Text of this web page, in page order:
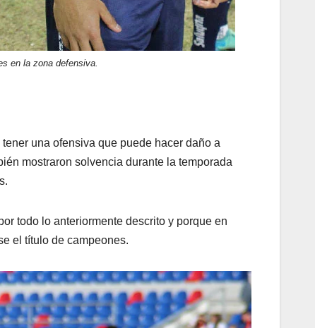
en la zona defensiva.
una ofensiva que puede hacer daño a
mostraron solvencia durante la temporada
todo lo anteriormente descrito y porque en
el título de campeones.